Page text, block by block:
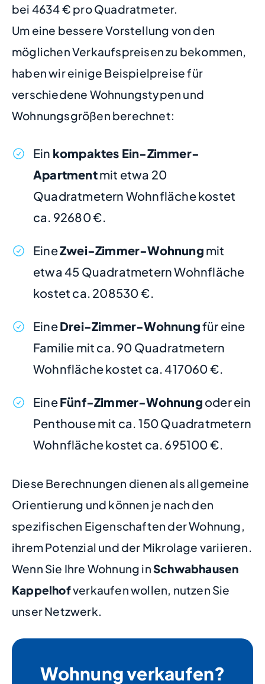
bei 4634 € pro Quadratmeter.
Um eine bessere Vorstellung von den
möglichen Verkaufspreisen zu bekommen,
haben wir einige Beispielpreise für
verschiedene Wohnungstypen und
Wohnungsgrößen berechnet:
Ein kompaktes Ein-Zimmer-
Apartmentmit etwa 20
Quadratmetern Wohnfläche kostet
ca. 92680 €.
EineZwei-Zimmer-Wohnung mit
etwa 45 Quadratmetern Wohnfläche
kostet ca. 208530 €.
EineDrei-Zimmer-Wohnungfür eine
Familie mit ca. 90 Quadratmetern
Wohnfläche kostet ca. 417060 €.
EineFünf-Zimmer-Wohnung oder ein
Penthouse mit ca. 150 Quadratmetern
Wohnfläche kostet ca. 695100 €.
Diese Berechnungen dienen als allgemeine
Orientierung und können je nach den
spezifischen Eigenschaften der Wohnung,
ihrem Potenzial und der Mikrolage variieren.
Wenn Sie Ihre Wohnung inSchwabhausen
Kappelhofverkaufen wollen, nutzen Sie
unser Netzwerk.
Wohnung verkaufen?